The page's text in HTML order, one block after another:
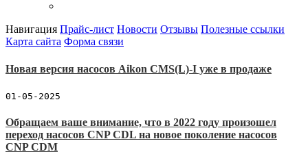
Навигация Прайс-лист Новости Отзывы Полезные ссылки
Карта сайта Форма связи
Новая версия насосов Aikon CMS(L)-I уже в продаже
01-05-2025
Обращаем ваше внимание, что в 2022 году произошел
переход насосов CNP CDL на новое поколение насосов
CNP CDM